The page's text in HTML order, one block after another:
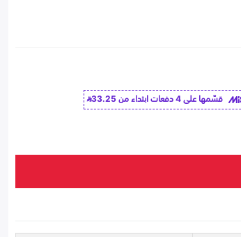
قسّمها على 4 دفعات ابتداء من
33.25